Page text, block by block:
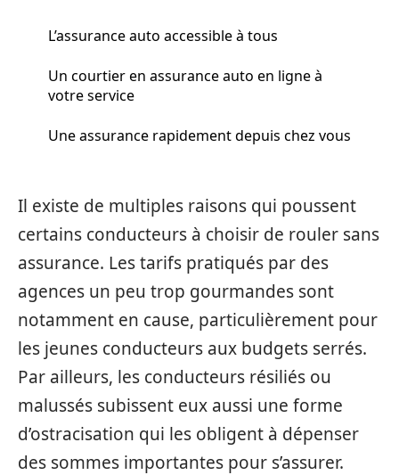
L’assurance auto accessible à tous
Un courtier en assurance auto en ligne à
votre service
Une assurance rapidement depuis chez vous
Il existe de multiples raisons qui poussent
certains conducteurs à choisir de rouler sans
assurance. Les tarifs pratiqués par des
agences un peu trop gourmandes sont
notamment en cause, particulièrement pour
les jeunes conducteurs aux budgets serrés.
Par ailleurs, les conducteurs résiliés ou
malussés subissent eux aussi une forme
d’ostracisation qui les obligent à dépenser
des sommes importantes pour s’assurer.